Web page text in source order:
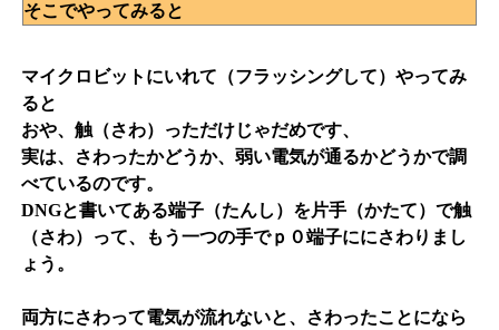
そこでやってみると
マイクロビットにいれて（フラッシングして）やってみ
ると
おや、触（さわ）っただけじゃだめです、
実は、さわったかどうか、弱い電気が通るかどうかで調
べているのです。
DNGと書いてある端子（たんし）を片手（かたて）で触
（さわ）って、もう一つの手でｐ０端子ににさわりまし
ょう。
両方にさわって電気が流れないと、さわったことになら